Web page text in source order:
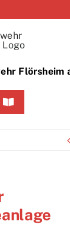
Flörsheim
Toggle